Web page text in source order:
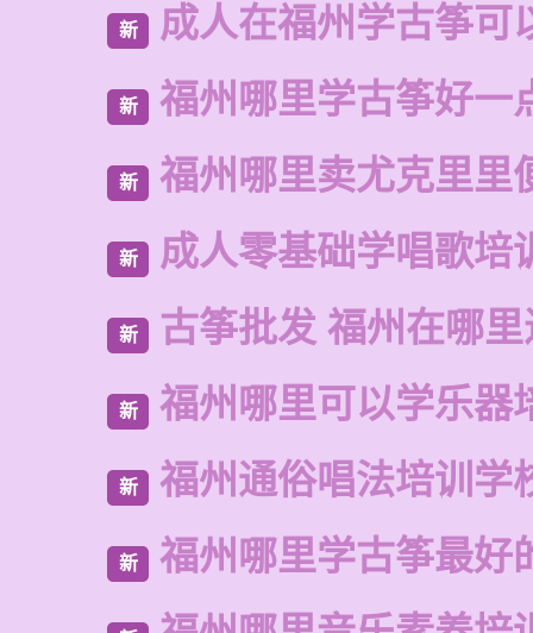
新 成人在福州学古筝可
新 福州哪里学古筝好一
新 福州哪里卖尤克里里
新 成人零基础学唱歌培
新 古筝批发 福州在哪
新 福州哪里可以学乐器
新 福州通俗唱法培训学
新 福州哪里学古筝最好